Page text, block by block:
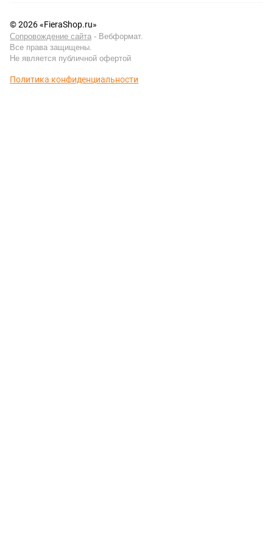
© 2026 «FieraShop.ru»
Сопровождение сайта - Вебформат.
Все права защищены.
Не является публичной офертой
Политика конфиденциальности